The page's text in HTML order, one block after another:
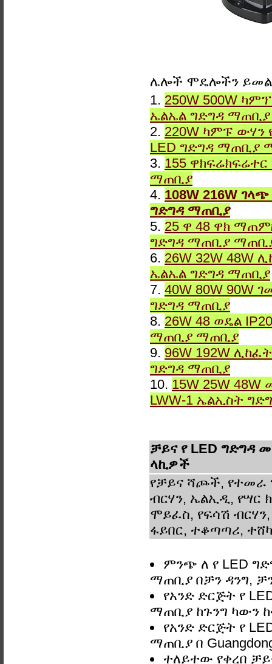
ሌሎች ሞዴሎችን
1. 250W 500W
ኤልኤል ግድግዳ
2. 220W ካምፑ ውሃን
LED ግድግዳ ማጠቢያ
3. 155 ዋክፍሬክፍሬተር
ማጠቢያ
4. 108W 216W
ግድግዳ ማጠቢያ
5. 25 ዋ 48 ዋክ
ግድግዳ ማጠቢያ
6. 26W 32W 48W
ኤልኤል ግድግዳ ማጠቢያ
7. 40W 80W 90W
ግድግዳ ማጠቢያ
8. 26W 48 ወዴል
ማጠቢያ ማጠቢያ
9. 96W 192W
ግድግዳ ማጠቢያ
10. 15W 25W
LWW-1 ኤልኢስት
ቻይና የ LED ግድግዳ
ላኪዎች
የቻይና ሻጮች, የተመራ
ብርሃን, ኤልኢዲ, የሣር
ሞይፈስ, የፍሳሽ
ፋይበር, ተቆጣጣሪ,
ምንጭ ለ የ LED
ማጠቢያ በቻን ዳንግ,
የአንድ ድርጅት የ
ማጠቢያ ከጉንግ ካውን
የአንድ ድርጅት የ
ማጠቢያ በ
ተለይተው የቀረበ